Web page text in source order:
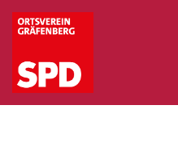
Zum
Inhalt